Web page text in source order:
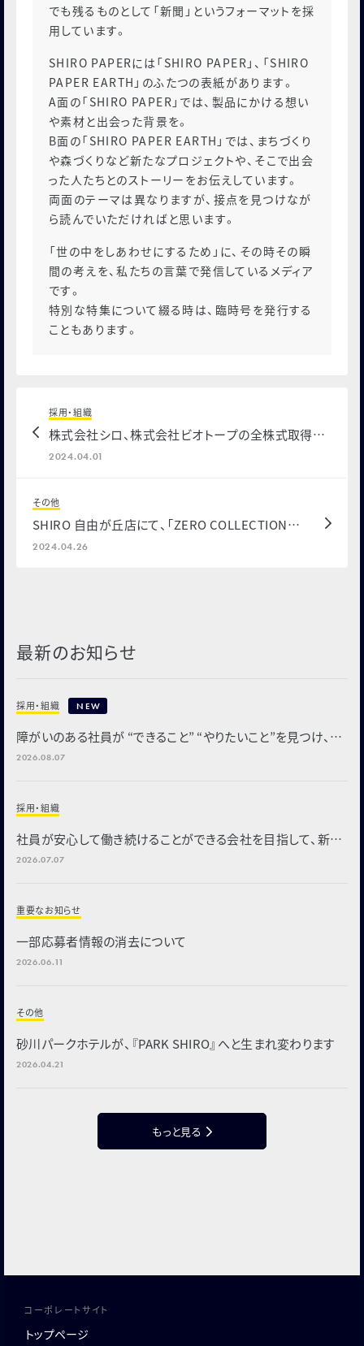
でも残るものとして「新聞」というフォーマットを採
用しています。
SHIRO PAPERには「SHIRO PAPER」、「SHIRO
PAPER EARTH」のふたつの表紙があります。
A面の「SHIRO PAPER」では、製品にかける想い
や素材と出会った背景を。
B面の「SHIRO PAPER EARTH」では、まちづくり
や森づくりなど新たなプロジェクトや、そこで出会
った人たちとのストーリーをお伝えしています。
両面のテーマは異なりますが、接点を見つけなが
ら読んでいただければと思います。
「世の中をしあわせにするため」に、その時その瞬
間の考えを、私たちの言葉で発信しているメディア
です。
特別な特集について綴る時は、臨時号を発行する
こともあります。
採用・組織
株式会社シロ、株式会社ビオトープの全株式取得に
関するお知らせ
2024.04.01
その他
SHIRO 自由が丘店にて、「ZERO COLLECTION
FRAGRANCEづくりワークショップ」を開催いたしま
2024.04.26
最新のお知らせ
採用・組織 NEW
障がいのある社員が “できること” “やりたいこと”を見つけ、部
署や会社を支える「全社業務推進グループ」を新設
2026.08.07
採用・組織
社員が安心して働き続けることができる会社を目指して、新た
な福利厚生制度を導入
2026.07.07
重要なお知らせ
一部応募者情報の消去について
2026.06.11
その他
砂川パークホテルが、『PARK SHIRO』へと生まれ変わります
2026.04.21
もっと見る
コーポレートサイト
トップページ